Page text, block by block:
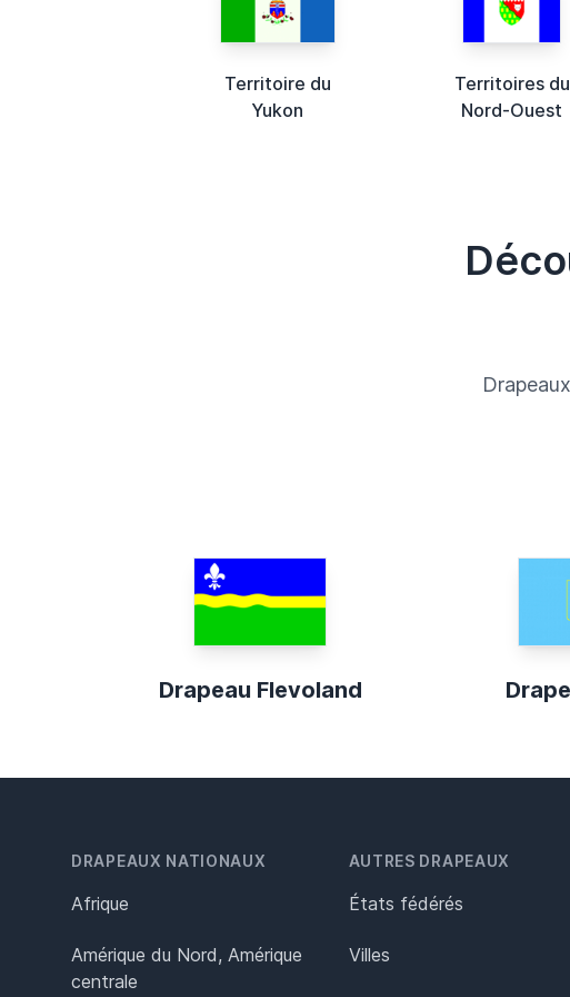
Territoire du
Yukon
Territoires du
Nord-Ouest
Drapeau Flevoland
DRAPEAUX NATIONAUX
Afrique
Amérique du Nord, Amérique
centrale
AUTRES DRAPEAUX
États fédérés
Villes